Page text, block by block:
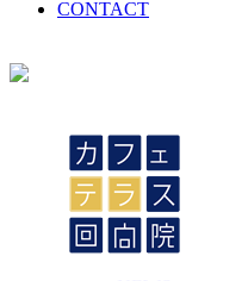
CONTACT